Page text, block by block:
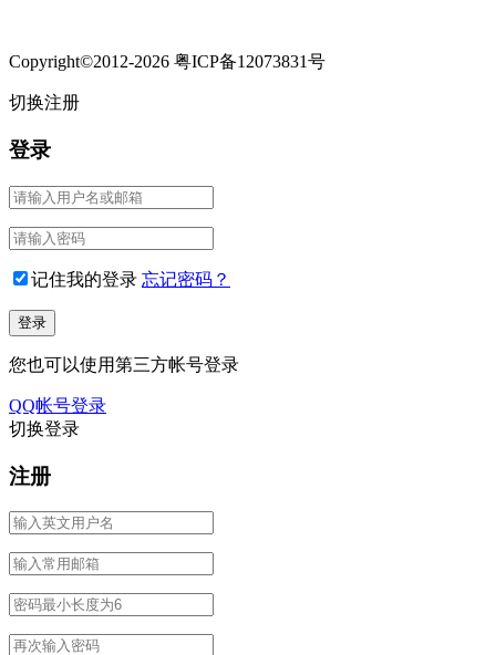
Copyright©2012-2026 粤ICP备12073831号
切换注册
登录
记住我的登录 忘记密码？
您也可以使用第三方帐号登录
QQ帐号登录
切换登录
注册